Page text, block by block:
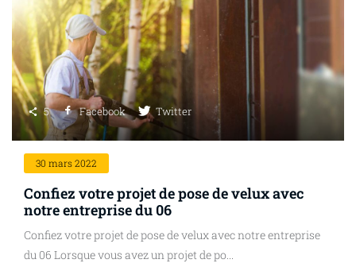
5 Facebook Twitter
30 mars 2022
Confiez votre projet de pose de velux avec
notre entreprise du 06
Confiez votre projet de pose de velux avec notre entreprise
du 06 Lorsque vous avez un projet de po...